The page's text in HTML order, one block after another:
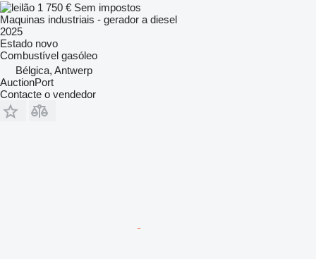
1 750 € Sem impostos
Maquinas industriais - gerador a diesel
2025
Estado novo
Combustível gasóleo
Bélgica, Antwerp
AuctionPort
Contacte o vendedor